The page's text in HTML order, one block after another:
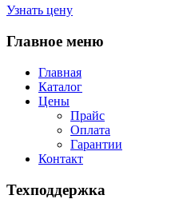
Узнать цену
Главное меню
Главная
Каталог
Цены
Прайс
Оплата
Гарантии
Контакт
Техподдержка